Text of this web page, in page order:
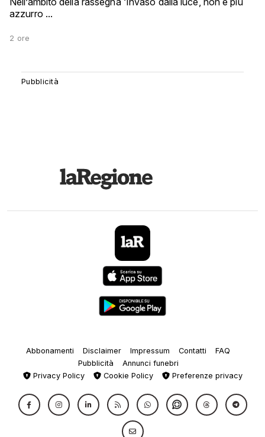
azzurro ...
2 ore
Abbonamenti Disclaimer Impressum Contatti
FAQ
Pubblicità
Annunci funebri
Privacy Policy
Cookie Policy Preferenze privacy